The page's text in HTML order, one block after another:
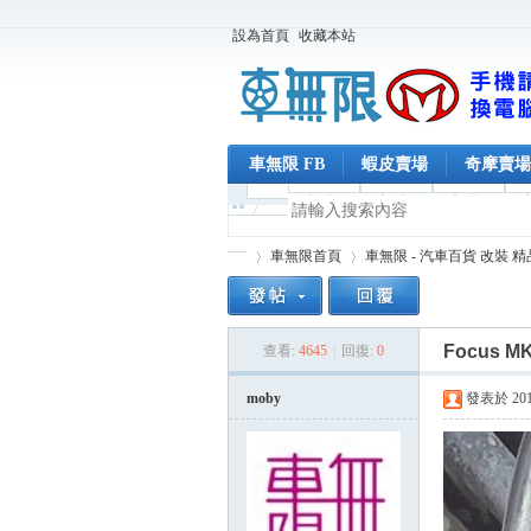
設為首頁 收藏本站
車無限 FB 蝦皮賣場 奇摩賣場
車無限首頁
›
車無限 - 汽車百貨 改裝
查看: 4645 回復: 0 Focus
moby 發表於